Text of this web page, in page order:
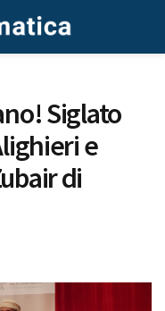
Siglato
e
di